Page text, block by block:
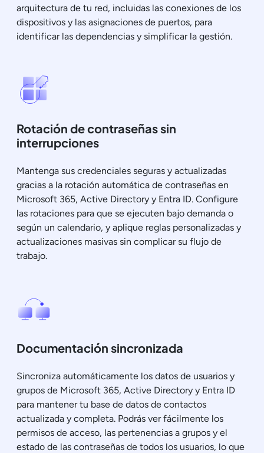
arquitectura de tu red, incluidas las conexiones de los
dispositivos y las asignaciones de puertos, para
identificar las dependencias y simplificar la gestión.
Rotación de contraseñas sin
interrupciones
Mantenga sus credenciales seguras y actualizadas
gracias a la rotación automática de contraseñas en
Microsoft 365, Active Directory y Entra ID. Configure
las rotaciones para que se ejecuten bajo demanda o
según un calendario, y aplique reglas personalizadas y
actualizaciones masivas sin complicar su flujo de
trabajo.
Documentación sincronizada
Sincroniza automáticamente los datos de usuarios y
grupos de Microsoft 365, Active Directory y Entra ID
para mantener tu base de datos de contactos
actualizada y completa. Podrás ver fácilmente los
permisos de acceso, las pertenencias a grupos y el
estado de las contraseñas de todos los usuarios, lo que